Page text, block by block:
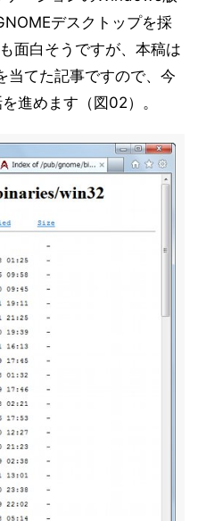
デスクトップを採
面白そうですが、本稿は
当てた記事ですので、今
進めます（図02）。